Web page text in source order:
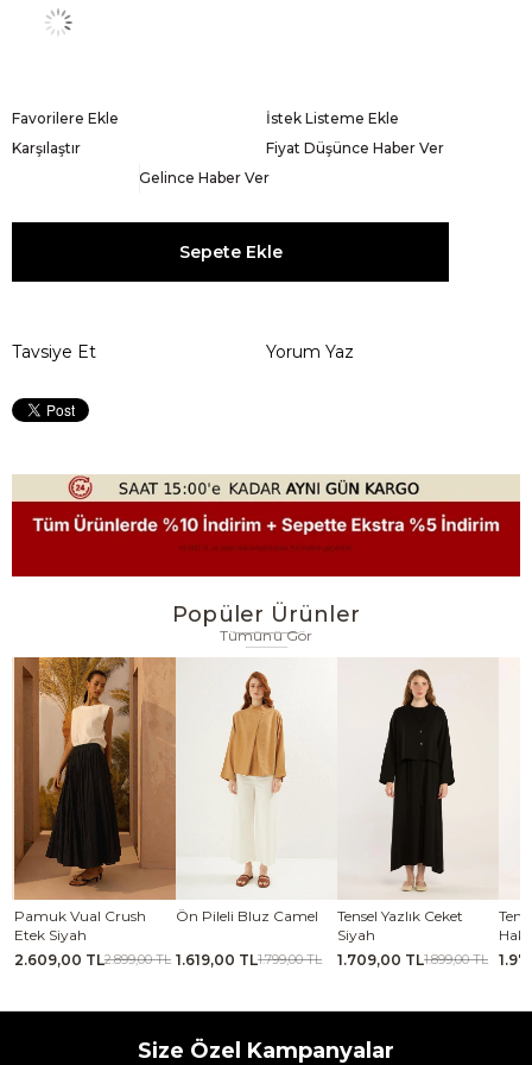
Favorilere Ekle
İstek Listeme Ekle
Karşılaştır
Fiyat Düşünce Haber Ver
Gelince Haber Ver
Tavsiye Et Yorum Yaz
Popüler Ürünler
Tümünü Gör
Ön Pileli Bluz Camel
1.619,00 TL1.799,00 TL
Tensel Yazlık Ceket
1.709,00 TL1.899,00 TL
Tensel Jile Elbise Açık
Haki
1.979,00 TL2.199,00 TL
Size Özel Kampanyalar